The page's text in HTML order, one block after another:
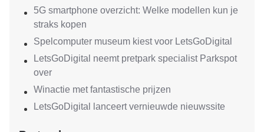
5G smartphone overzicht: Welke modellen kun je
straks kopen
Spelcomputer museum kiest voor LetsGoDigital
LetsGoDigital neemt pretpark specialist Parkspot
over
Winactie met fantastische prijzen
LetsGoDigital lanceert vernieuwde nieuwssite